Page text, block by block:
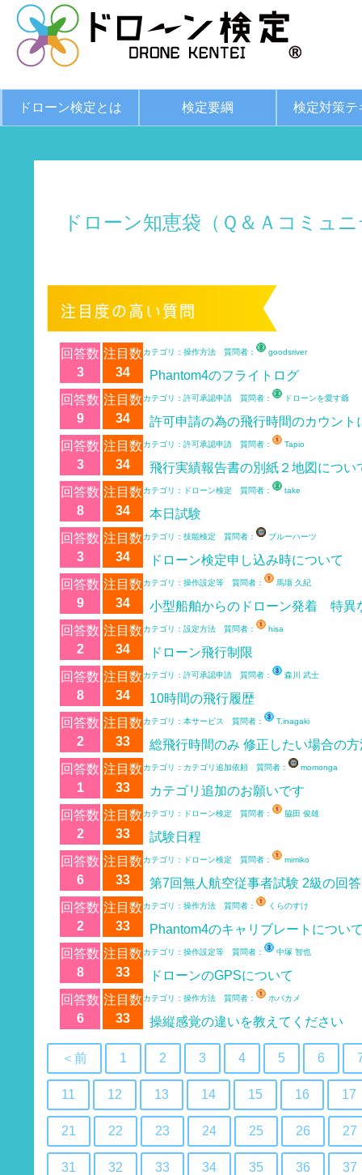
ドローン検定とは 検定要綱 検定対策テ
ドローン知恵袋（Ｑ＆Ａコミュ
回答数
3
注目数
34
カテゴリ：操作方法 質問者： goodsriver
Phantom4のフライトログ
回答数
9
注目数
34
カテゴリ：許可承認申請 質問者： ドローンを愛す爺
許可申請の為の飛行時間のカウント
回答数
3
注目数
34
カテゴリ：許可承認申請 質問者： Tapio
飛行実績報告書の別紙２地図につい
回答数
8
注目数
34
カテゴリ：ドローン検定 質問者： take
本日試験
回答数
3
注目数
34
カテゴリ：技能検定 質問者： ブルーハーツ
ドローン検定申し込み時について
回答数
9
注目数
34
カテゴリ：操作設定等 質問者： 馬塲 久紀
小型船舶からのドローン発着 特異
回答数
2
注目数
34
カテゴリ：設定方法 質問者： hisa
ドローン飛行制限
回答数
8
注目数
34
カテゴリ：許可承認申請 質問者： 森川 武士
10時間の飛行履歴
回答数
2
注目数
33
カテゴリ：本サービス 質問者： T.inagaki
総飛行時間のみ 修正したい場合の
回答数
1
注目数
33
カテゴリ：カテゴリ追加依頼 質問者： momonga
カテゴリ追加のお願いです
回答数
2
注目数
33
カテゴリ：ドローン検定 質問者： 脇田 俊雄
試験日程
回答数
6
注目数
33
カテゴリ：ドローン検定 質問者： mimiko
第7回無人航空従事者試験 2級の回
回答数
2
注目数
33
カテゴリ：操作方法 質問者： くらのすけ
Phantom4のキャリブレートについ
回答数
8
注目数
33
カテゴリ：操作設定等 質問者： 中塚 智也
ドローンのGPSについて
回答数
6
注目数
33
カテゴリ：操作方法 質問者： ホバカメ
操縦感覚の違いを教えてください
＜前 1 2 3 4 5 6
11 12 13 14 15 16 17
21 22 23 24 25 26 27
31 32 33 34 35 36 37